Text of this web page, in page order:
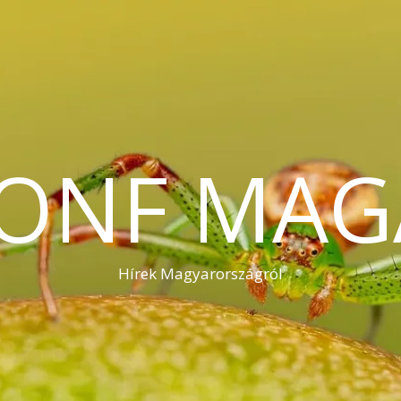
Hírek Magyarországról